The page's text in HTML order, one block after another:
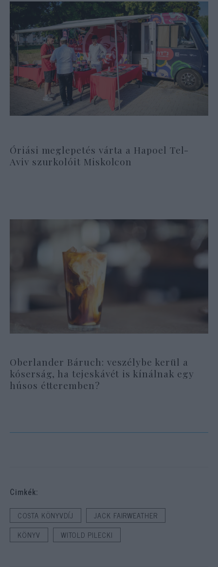
Óriási meglepetés várta a Hapoel Tel-
Aviv szurkolóit Miskolcon
Oberlander Báruch: veszélybe kerül a
kóserság, ha tejeskávét is kínálnak egy
húsos étteremben?
Cimkék:
COSTA KÖNYVDÍJ
JACK FAIRWEATHER
KÖNYV
WITOLD PILECKI